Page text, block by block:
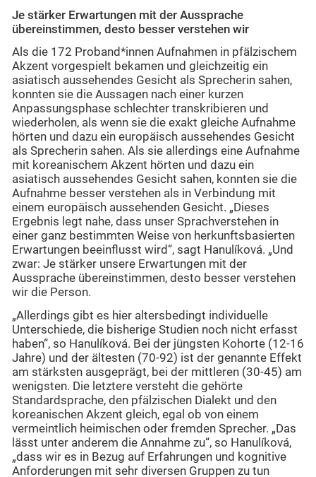
Je stärker Erwartungen mit der Aussprache
übereinstimmen, desto besser verstehen wir
Als die 172 Proband*innen Aufnahmen in pfälzischem
Akzent vorgespielt bekamen und gleichzeitig ein
asiatisch aussehendes Gesicht als Sprecherin sahen,
konnten sie die Aussagen nach einer kurzen
Anpassungsphase schlechter transkribieren und
wiederholen, als wenn sie die exakt gleiche Aufnahme
hörten und dazu ein europäisch aussehendes Gesicht
als Sprecherin sahen. Als sie allerdings eine Aufnahme
mit koreanischem Akzent hörten und dazu ein
asiatisch aussehendes Gesicht sahen, konnten sie die
Aufnahme besser verstehen als in Verbindung mit
einem europäisch aussehenden Gesicht. „Dieses
Ergebnis legt nahe, dass unser Sprachverstehen in
einer ganz bestimmten Weise von herkunftsbasierten
Erwartungen beeinflusst wird“, sagt Hanulíková. „Und
zwar: Je stärker unsere Erwartungen mit der
Aussprache übereinstimmen, desto besser verstehen
wir die Person.
„Allerdings gibt es hier altersbedingt individuelle
Unterschiede, die bisherige Studien noch nicht erfasst
haben“, so Hanulíková. Bei der jüngsten Kohorte (12-16
Jahre) und der ältesten (70-92) ist der genannte Effekt
am stärksten ausgeprägt, bei der mittleren (30-45) am
wenigsten. Die letztere versteht die gehörte
Standardsprache, den pfälzischen Dialekt und den
koreanischen Akzent gleich, egal ob von einem
vermeintlich heimischen oder fremden Sprecher. „Das
lässt unter anderem die Annahme zu“, so Hanulíková,
„dass wir es in Bezug auf Erfahrungen und kognitive
Anforderungen mit sehr diversen Gruppen zu tun